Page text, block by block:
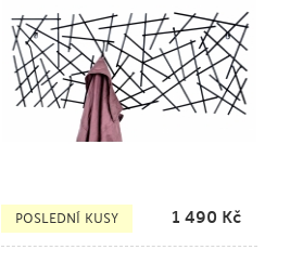
POSLEDNÍ KUSY 1 490 Kč